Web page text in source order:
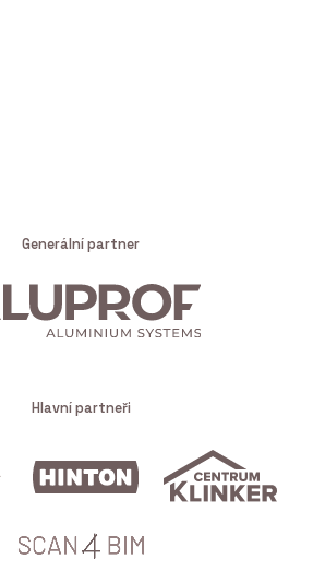
Generální partner
Hlavní partneři